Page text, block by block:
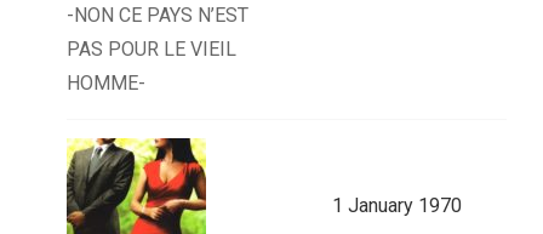
-NON CE PAYS N’EST
PAS POUR LE VIEIL
HOMME-
1 January 1970